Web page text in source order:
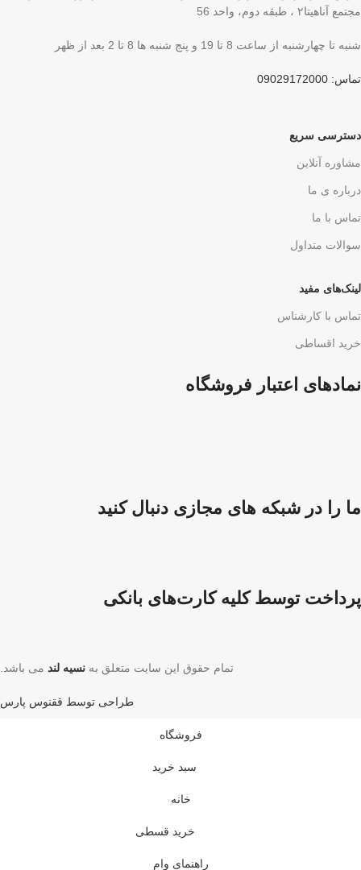
مجتمع آناهیتا۲ ، طبقه دوم، واحد 56
شنبه تا چهارشنبه از ساعت 8 تا 19 و پنج شنبه ها 8 تا 2 بعد از ظهر
تماس: 09029172000
دسترسی سریع
مشاوره آنلاین
درباره ی ما
تماس با ما
سوالات متداول
لینک‌های مفید
تماس با کارشناس
خرید اقساطی
نمادهای اعتبار فروشگاه
ما را در شبکه های مجازی دنبال کنید
پرداخت توسط کلیه کارت‌های بانکی
تمام حقوق این سایت متعلق به نسیه لند می باشد.
طراحی توسط ققنوس پارس
فروشگاه
سبد خرید
خانه
خرید قسطی
راهنمای وام